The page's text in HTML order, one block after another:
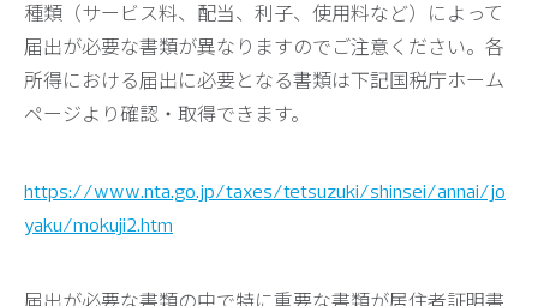
種類（サービス料、配当、利子、使用料など）によって
届出が必要な書類が異なりますのでご注意ください。各
所得における届出に必要となる書類は下記国税庁ホーム
ページより確認・取得できます。
https://www.nta.go.jp/taxes/tetsuzuki/shinsei/annai/jo
yaku/mokuji2.htm
届出が必要な書類の中で特に重要な書類が居住者証明書